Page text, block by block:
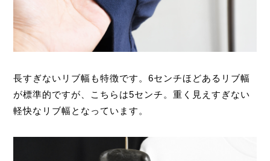
長すぎないリブ幅も特徴です。6センチほどあるリブ幅
が標準的ですが、こちらは5センチ。重く見えすぎない
軽快なリブ幅となっています。